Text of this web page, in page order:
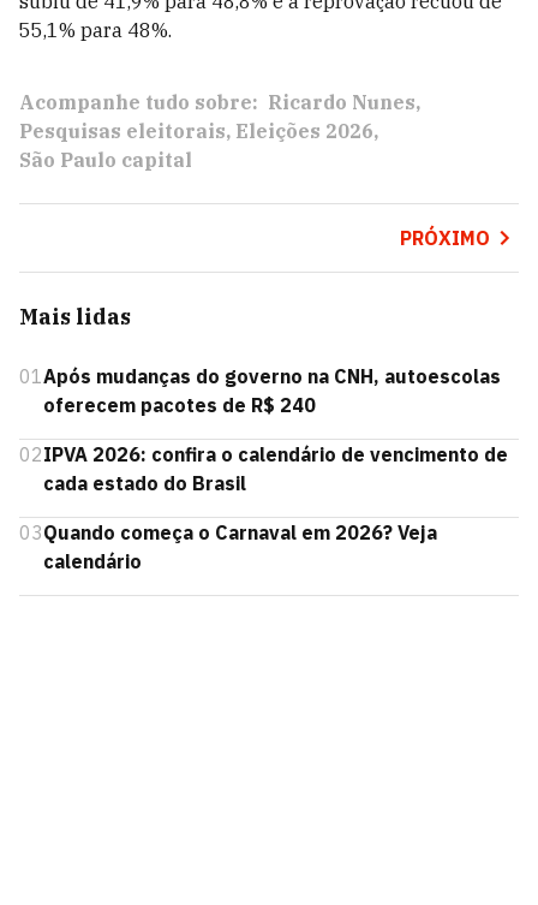
55,1% para 48%.
Acompanhe tudo sobre: Ricardo Nunes
Pesquisas eleitorais Eleições 2026
São Paulo capital
PRÓXIMO
Mais lidas
01Após mudanças do governo na CNH, autoescolas
oferecem pacotes de R$ 240
02IPVA 2026: confira o calendário de vencimento de
cada estado do Brasil
03Quando começa o Carnaval em 2026? Veja
calendário